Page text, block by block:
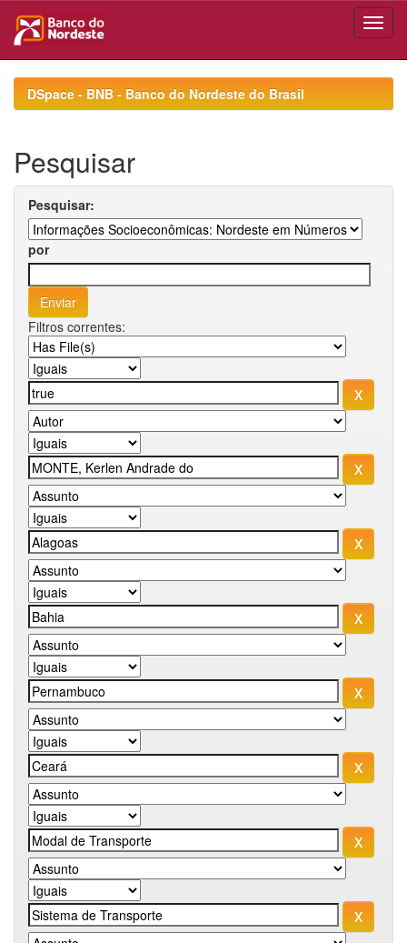
navigationDSpace - BNB - Banco do Nordeste do Brasil
Pesquisar
Pesquisar:
por
Filtros correntes: